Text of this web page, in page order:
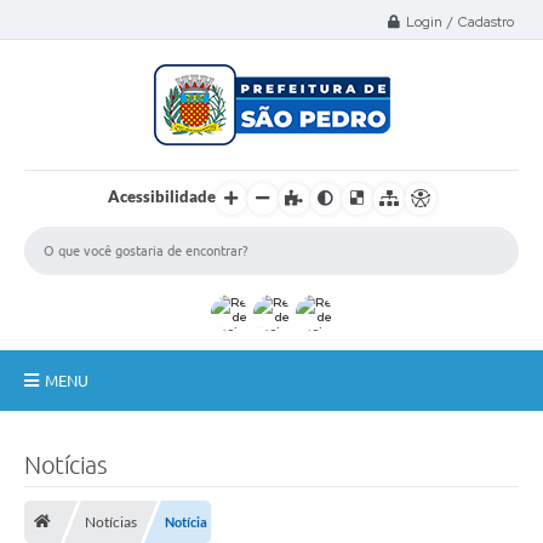
Login / Cadastro
Acessibilidade
MENU
Secretarias
Notícias
Notícias Notícia